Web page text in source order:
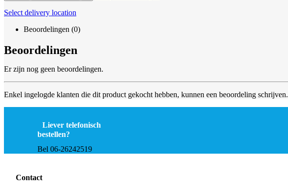
Select delivery location
Beoordelingen (0)
Beoordelingen
Er zijn nog geen beoordelingen.
Enkel ingelogde klanten die dit product gekocht hebben, kunnen een beoordeling schrijven.
Liever telefonisch
bestellen?
Bel 06-26242519
Contact